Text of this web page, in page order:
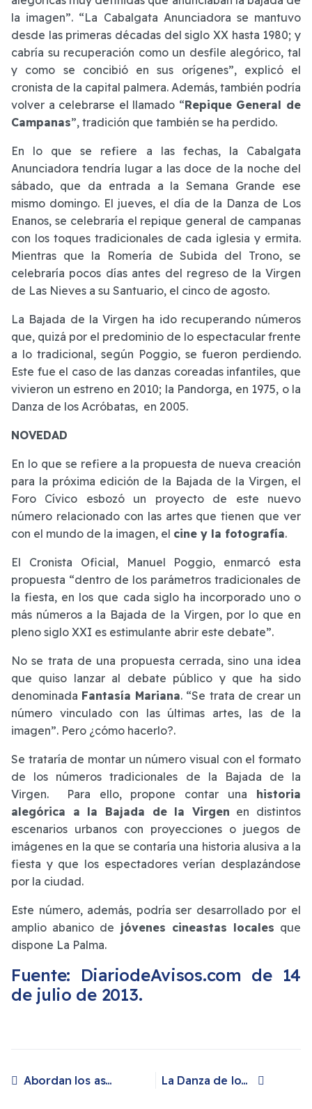
la imagen”. “La Cabalgata Anunciadora se mantuvo
desde las primeras décadas del siglo XX hasta 1980; y
cabría su recuperación como un desfile alegórico, tal
y como se concibió en sus orígenes”, explicó el
cronista de la capital palmera. Además, también podría
volver a celebrarse el llamado “Repique General de
Campanas”, tradición que también se ha perdido.
En lo que se refiere a las fechas, la Cabalgata
Anunciadora tendría lugar a las doce de la noche del
sábado, que da entrada a la Semana Grande ese
mismo domingo. El jueves, el día de la Danza de Los
Enanos, se celebraría el repique general de campanas
con los toques tradicionales de cada iglesia y ermita.
Mientras que la Romería de Subida del Trono, se
celebraría pocos días antes del regreso de la Virgen
de Las Nieves a su Santuario, el cinco de agosto.
La Bajada de la Virgen ha ido recuperando números
que, quizá por el predominio de lo espectacular frente
a lo tradicional, según Poggio, se fueron perdiendo.
Este fue el caso de las danzas coreadas infantiles, que
vivieron un estreno en 2010; la Pandorga, en 1975, o la
Danza de los Acróbatas, en 2005.
NOVEDAD
En lo que se refiere a la propuesta de nueva creación
para la próxima edición de la Bajada de la Virgen, el
Foro Cívico esbozó un proyecto de este nuevo
número relacionado con las artes que tienen que ver
con el mundo de la imagen, el cine y la fotografía.
El Cronista Oficial, Manuel Poggio, enmarcó esta
propuesta “dentro de los parámetros tradicionales de
la fiesta, en los que cada siglo ha incorporado uno o
más números a la Bajada de la Virgen, por lo que en
pleno siglo XXI es estimulante abrir este debate”.
No se trata de una propuesta cerrada, sino una idea
que quiso lanzar al debate público y que ha sido
denominada Fantasía Mariana. “Se trata de crear un
número vinculado con las últimas artes, las de la
imagen”. Pero ¿cómo hacerlo?.
Se trataría de montar un número visual con el formato
de los números tradicionales de la Bajada de la
Virgen. Para ello, propone contar una historia
alegórica a la Bajada de la Virgen en distintos
escenarios urbanos con proyecciones o juegos de
imágenes en la que se contaría una historia alusiva a la
fiesta y que los espectadores verían desplazándose
por la ciudad.
Este número, además, podría ser desarrollado por el
amplio abanico de jóvenes cineastas locales que
dispone La Palma.
Fuente: DiariodeAvisos.com de 14
de julio de 2013.
Artículo anterior: Abordan los aspectos patrimoniales de la Bajada de la Virgen en un ciclo de conferencias
Abordan los aspectos patrimoniales de la Bajada de la Virgen en un ciclo de conferencias
Artículo siguiente: La Danza de los Enanos, máximo exponente del patrimonio intangible de la Bajada de la Virgen
La Danza de los Enanos, máximo exponente del patrimonio intangible de la Bajada de la Virgen